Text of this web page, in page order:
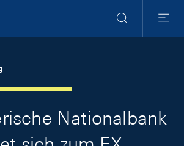
Suche
Menu
Nationalbank